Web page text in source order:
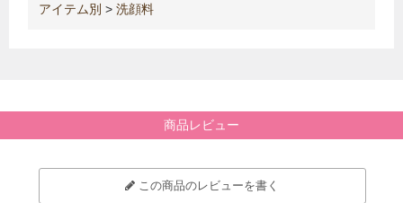
アイテム別 > 洗顔料
商品レビュー
この商品のレビューを書く